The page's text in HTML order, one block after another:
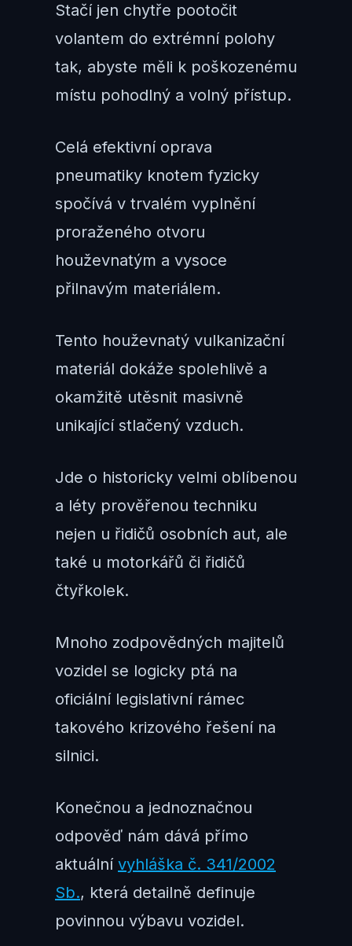
Stačí jen chytře pootočit
volantem do extrémní polohy
tak, abyste měli k poškozenému
místu pohodlný a volný přístup.
Celá efektivní oprava
pneumatiky knotem fyzicky
spočívá v trvalém vyplnění
proraženého otvoru
houževnatým a vysoce
přilnavým materiálem.
Tento houževnatý vulkanizační
materiál dokáže spolehlivě a
okamžitě utěsnit masivně
unikající stlačený vzduch.
Jde o historicky velmi oblíbenou
a léty prověřenou techniku
nejen u řidičů osobních aut, ale
také u motorkářů či řidičů
čtyřkolek.
Mnoho zodpovědných majitelů
vozidel se logicky ptá na
oficiální legislativní rámec
takového krizového řešení na
silnici.
Konečnou a jednoznačnou
odpověď nám dává přímo
aktuální vyhláška č. 341/2002
Sb., která detailně definuje
povinnou výbavu vozidel.